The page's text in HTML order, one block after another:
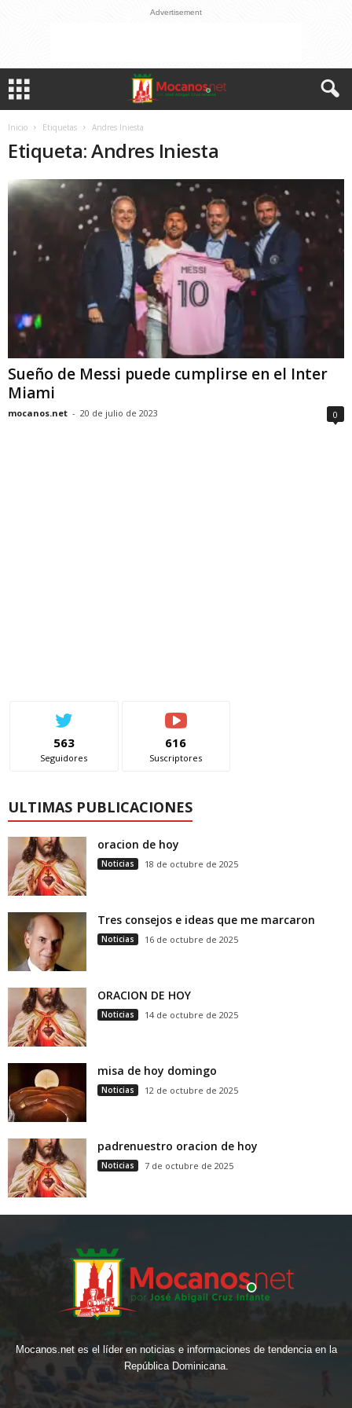
Advertisement
Inicio Etiquetas Andres Iniesta
Etiqueta: Andres Iniesta
Sueño de Messi puede cumplirse en el Inter
Miami
mocanos.net - 20 de julio de 2023 0
563
Seguidores
616
Suscriptores
ULTIMAS PUBLICACIONES
oracion de hoy
Noticias 18 de octubre de 2025
Tres consejos e ideas que me marcaron
Noticias 16 de octubre de 2025
ORACION DE HOY
Noticias 14 de octubre de 2025
misa de hoy domingo
Noticias 12 de octubre de 2025
padrenuestro oracion de hoy
Noticias 7 de octubre de 2025
Mocanos.net es el líder en noticias e informaciones de tendencia en la
República Dominicana.